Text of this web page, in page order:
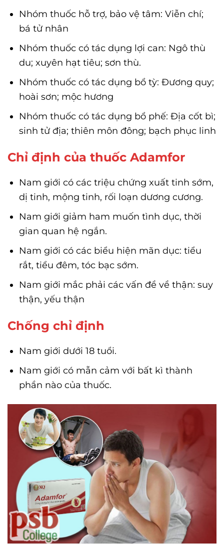
Nhóm thuốc hỗ trợ, bảo vệ tâm: Viễn chí;
bá tử nhân
Nhóm thuốc có tác dụng lợi can: Ngô thù
du; xuyên hạt tiêu; sơn thù.
Nhóm thuốc có tác dụng bổ tỳ: Đương quy;
hoài sơn; mộc hương
Nhóm thuốc có tác dụng bổ phế: Địa cốt bì;
sinh tử địa; thiên môn đông; bạch phục linh
Chỉ định của thuốc Adamfor
Nam giới có các triệu chứng xuất tinh sớm,
dị tinh, mộng tinh, rối loạn dương cương.
Nam giới giảm ham muốn tình dục, thời
gian quan hệ ngắn.
Nam giới có các biểu hiện mãn dục: tiểu
rắt, tiểu đêm, tóc bạc sớm.
Nam giới mắc phải các vấn đề về thận: suy
thận, yếu thận
Chống chỉ định
Nam giới dưới 18 tuổi.
Nam giới có mẫn cảm với bất kì thành
phần nào của thuốc.